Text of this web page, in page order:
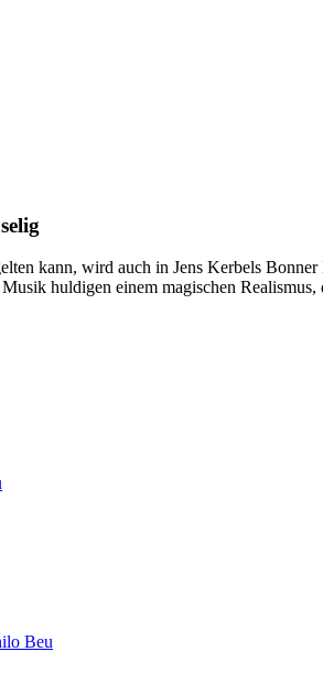
kann, wird auch in Jens Kerbels
huldigen einem magischen